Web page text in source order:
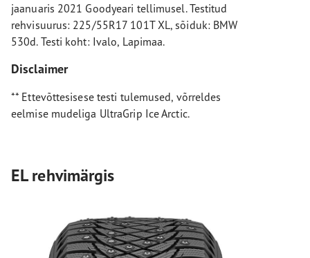
jaanuaris 2021 Goodyeari tellimusel. Testitud
rehvisuurus: 225/55R17 101T XL, sõiduk: BMW
530d. Testi koht: Ivalo, Lapimaa.
Disclaimer
** Ettevõttesisese testi tulemused, võrreldes
eelmise mudeliga UltraGrip Ice Arctic.
EL rehvimärgis